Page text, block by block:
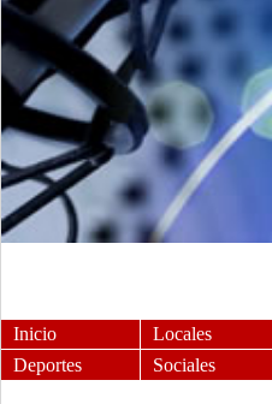
Inicio Locales
Deportes
Sociales